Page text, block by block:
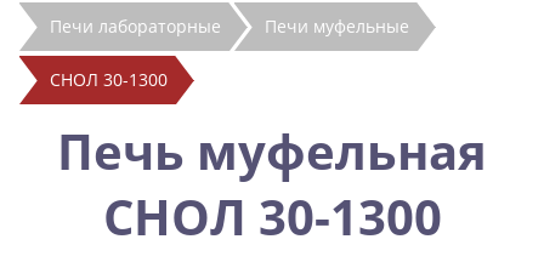
Печи лабораторные Печи муфельные
СНОЛ 30-1300
Печь муфельная
СНОЛ 30-1300